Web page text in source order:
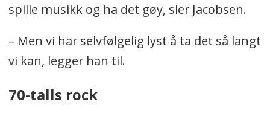
spille musikk og ha det gøy, sier Jacobsen.
– Men vi har selvfølgelig lyst å ta det så langt
vi kan, legger han til.
70-talls rock